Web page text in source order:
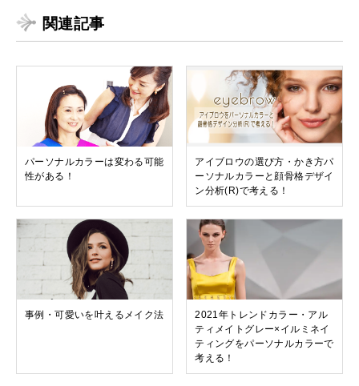
関連記事
パーソナルカラーは変わる可能
性がある！
アイブロウの選び方・かき方パ
ーソナルカラーと顔骨格デザイ
ン分析(R)で考える！
事例・可愛いを叶えるメイク法
2021年トレンドカラー・アル
ティメイトグレー×イルミネイ
ティングをパーソナルカラーで
考える！